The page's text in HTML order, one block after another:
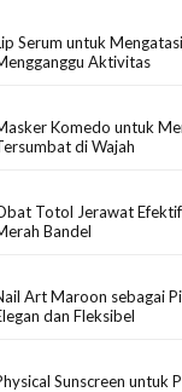
Serum untuk
Aktivitas
Komedo untuk
di Wajah
Totol Jerawat
Bandel
Art Maroon sebagai
dan Fleksibel
Sunscreen untuk